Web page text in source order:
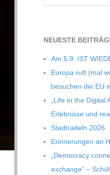
NEU­ESTE
Am 5.9. IST
Europa ruft (mal
besu­chen die EU
„Life in the
Erleb­nisse und
Stadt­ra­deln 2026
Erin­ne­run­gen an
„Demo­cracy
exch­ange” –